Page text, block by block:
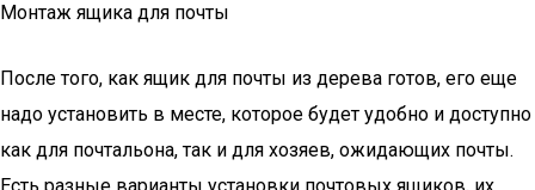
Монтаж ящика для почты
После того, как ящик для почты из дерева готов, его еще
надо установить в месте, которое будет удобно и доступно
как для почтальона, так и для хозяев, ожидающих почты.